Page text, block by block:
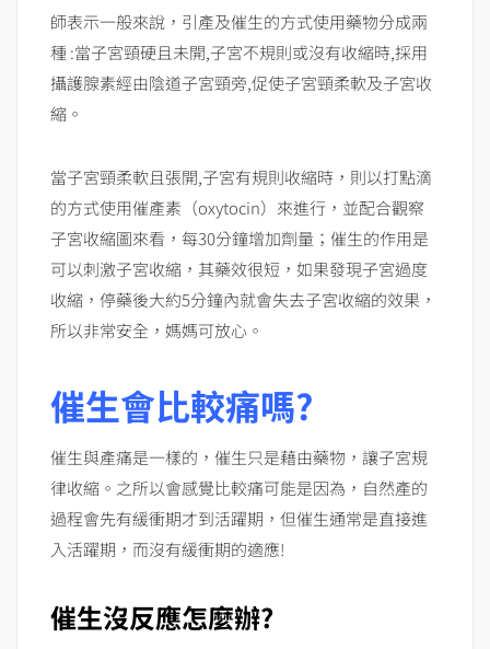
師表示一般來說，引產及催生的方式使用藥物分成兩
種 :當子宮頸硬且未開,子宮不規則或沒有收縮時,採用
攝護腺素經由陰道子宮頸旁,促使子宮頸柔軟及子宮收
縮。
當子宮頸柔軟且張開,子宮有規則收縮時，則以打點滴
的方式使用催產素（oxytocin）來進行，並配合觀察
子宮收縮圖來看，每30分鐘增加劑量；催生的作用是
可以刺激子宮收縮，其藥效很短，如果發現子宮過度
收縮，停藥後大約5分鐘內就會失去子宮收縮的效果，
所以非常安全，媽媽可放心。
催生會比較痛嗎?
催生與產痛是一樣的，催生只是藉由藥物，讓子宮規
律收縮。之所以會感覺比較痛可能是因為，自然產的
過程會先有緩衝期才到活躍期，但催生通常是直接進
入活躍期，而沒有緩衝期的適應!
催生沒反應怎麼辦?